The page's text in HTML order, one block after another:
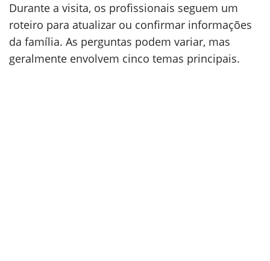
Durante a visita, os profissionais seguem um
roteiro para atualizar ou confirmar informações
da família. As perguntas podem variar, mas
geralmente envolvem cinco temas principais.